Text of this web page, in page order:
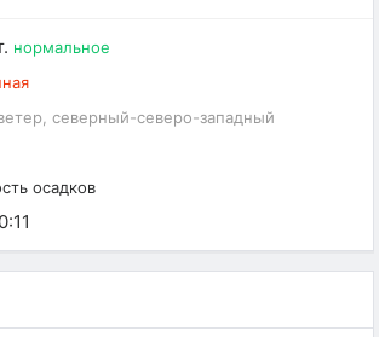
нормальное
, северный-северо-западный
осадков